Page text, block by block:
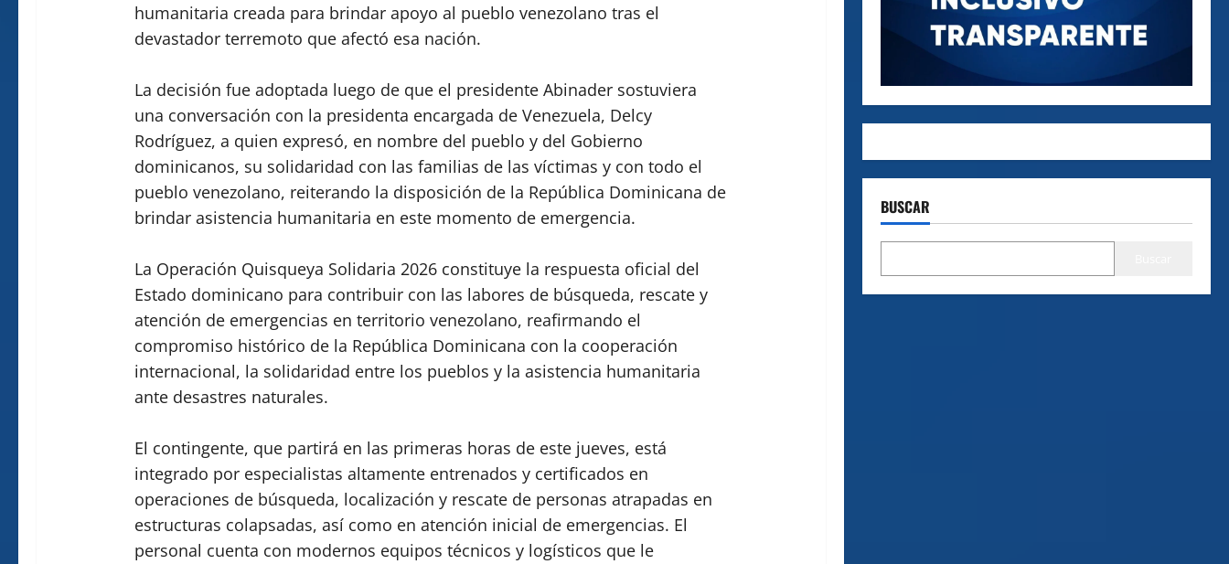
humanitaria creada para brindar apoyo al pueblo venezolano tras el
devastador terremoto que afectó esa nación.
La decisión fue adoptada luego de que el presidente Abinader sostuviera
una conversación con la presidenta encargada de Venezuela, Delcy
Rodríguez, a quien expresó, en nombre del pueblo y del Gobierno
dominicanos, su solidaridad con las familias de las víctimas y con todo el
pueblo venezolano, reiterando la disposición de la República Dominicana de
brindar asistencia humanitaria en este momento de emergencia.
La Operación Quisqueya Solidaria 2026 constituye la respuesta oficial del
Estado dominicano para contribuir con las labores de búsqueda, rescate y
atención de emergencias en territorio venezolano, reafirmando el
compromiso histórico de la República Dominicana con la cooperación
internacional, la solidaridad entre los pueblos y la asistencia humanitaria
ante desastres naturales.
El contingente, que partirá en las primeras horas de este jueves, está
integrado por especialistas altamente entrenados y certificados en
operaciones de búsqueda, localización y rescate de personas atrapadas en
estructuras colapsadas, así como en atención inicial de emergencias. El
personal cuenta con modernos equipos técnicos y logísticos que le
BUSCAR